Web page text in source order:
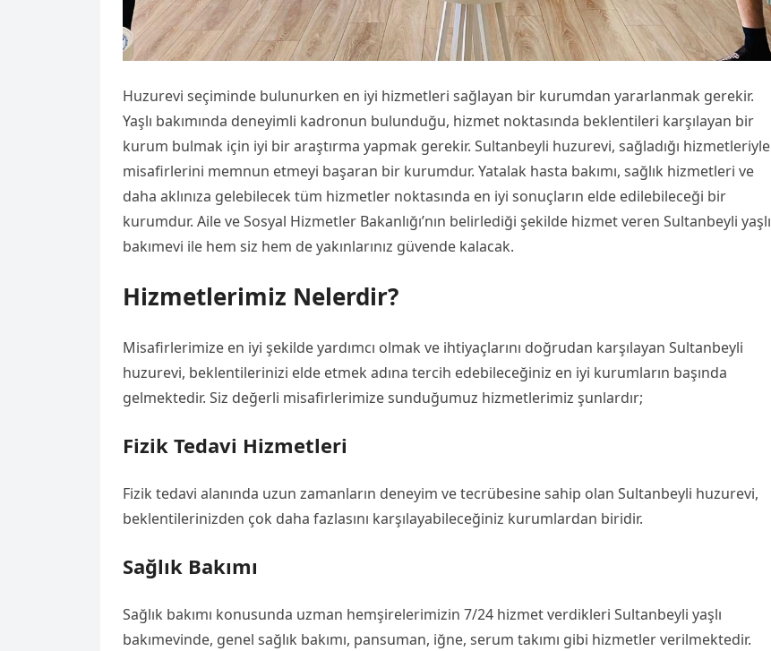
Huzurevi seçiminde bulunurken en iyi hizmetleri sağlayan bir kurumdan yararlanmak gerekir.
Yaşlı bakımında deneyimli kadronun bulunduğu, hizmet noktasında beklentileri karşılayan bir
kurum bulmak için iyi bir araştırma yapmak gerekir. Sultanbeyli huzurevi, sağladığı hizmetleriyle
misafirlerini memnun etmeyi başaran bir kurumdur. Yatalak hasta bakımı, sağlık hizmetleri ve
daha aklınıza gelebilecek tüm hizmetler noktasında en iyi sonuçların elde edilebileceği bir
kurumdur. Aile ve Sosyal Hizmetler Bakanlığı’nın belirlediği şekilde hizmet veren Sultanbeyli yaşlı
bakımevi ile hem siz hem de yakınlarınız güvende kalacak.
Hizmetlerimiz Nelerdir?
Misafirlerimize en iyi şekilde yardımcı olmak ve ihtiyaçlarını doğrudan karşılayan Sultanbeyli
huzurevi, beklentilerinizi elde etmek adına tercih edebileceğiniz en iyi kurumların başında
gelmektedir. Siz değerli misafirlerimize sunduğumuz hizmetlerimiz şunlardır;
Fizik Tedavi Hizmetleri
Fizik tedavi alanında uzun zamanların deneyim ve tecrübesine sahip olan Sultanbeyli huzurevi,
beklentilerinizden çok daha fazlasını karşılayabileceğiniz kurumlardan biridir.
Sağlık Bakımı
Sağlık bakımı konusunda uzman hemşirelerimizin 7/24 hizmet verdikleri Sultanbeyli yaşlı
bakımevinde, genel sağlık bakımı, pansuman, iğne, serum takımı gibi hizmetler verilmektedir.